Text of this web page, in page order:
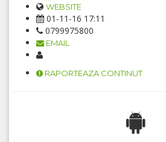
WEBSITE
01-11-16 17:11
0799975800
EMAIL
RAPORTEAZA CONTINUT